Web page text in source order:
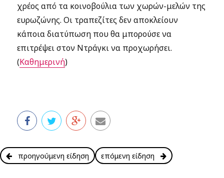
χρέος από τα κοινοβούλια των χωρών-μελών της
ευρωζώνης. Οι τραπεζίτες δεν αποκλείουν
κάποια διατύπωση που θα μπορούσε να
επιτρέψει στον Ντράγκι να προχωρήσει.
(Καθημερινή)
προηγούμενη είδηση επόμενη είδηση